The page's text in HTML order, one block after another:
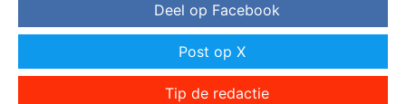
Deel op Facebook
Post op X
Tip de redactie